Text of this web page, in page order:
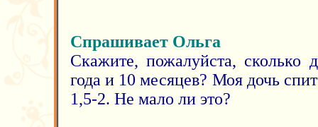
Спрашивает Ольга
Скажите, пожалуйста, сколько
года и 10 месяцев? Моя дочь
1,5-2. Не мало ли это?